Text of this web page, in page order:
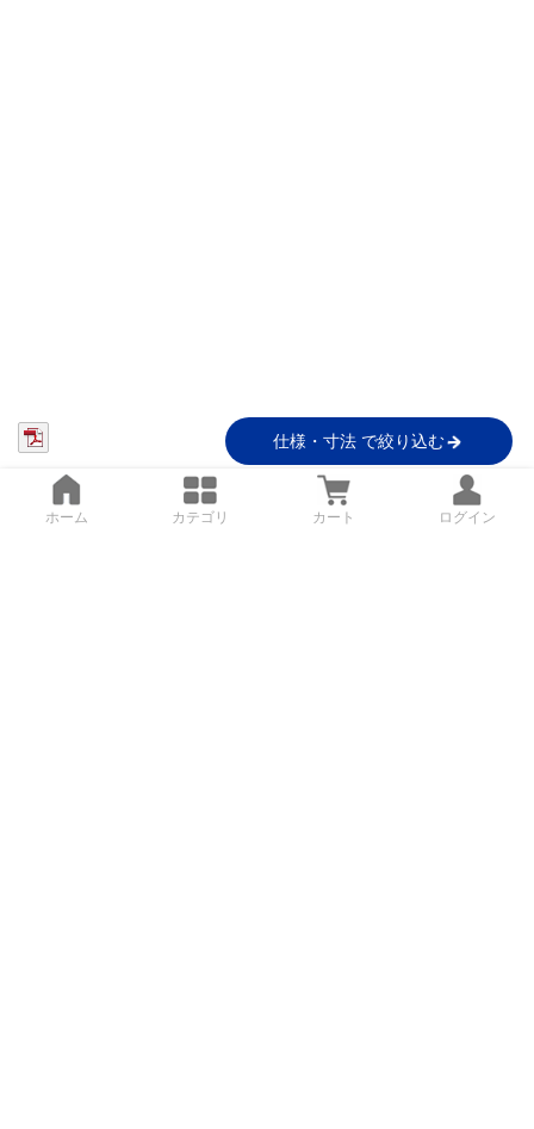
仕様・寸法 で絞り込む
ホーム カテゴリ カート ログイン